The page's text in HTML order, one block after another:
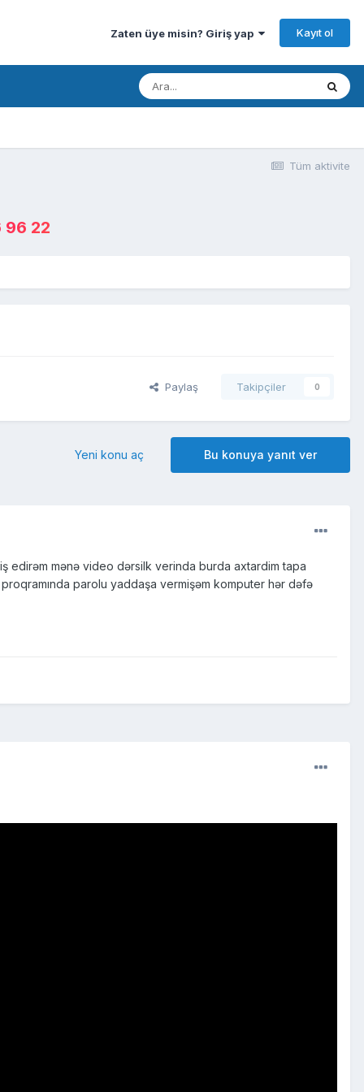
Zaten üye misin? Giriş yap Kayıt ol
Tüm aktivite
96 22
Paylaş Takipçiler 0
Bu konuya yanıt ver
Yeni konu aç
edirəm mənə video dərsilk verinda burda axtardim tapa
parolu yaddaşa vermişəm komputer hər dəfə